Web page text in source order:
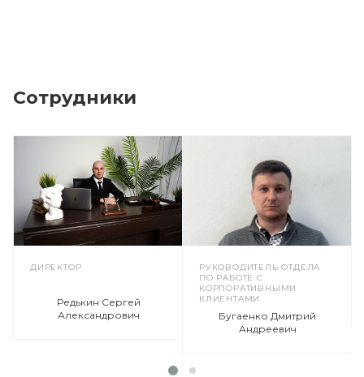
Сотрудники
ДИРЕКТОР
Редькин Сергей
Александрович
РУКОВОДИТЕЛЬ ОТДЕЛА
ПО РАБОТЕ С
КОРПОРАТИВНЫМИ
КЛИЕНТАМИ
Бугаенко Дмитрий
Андреевич